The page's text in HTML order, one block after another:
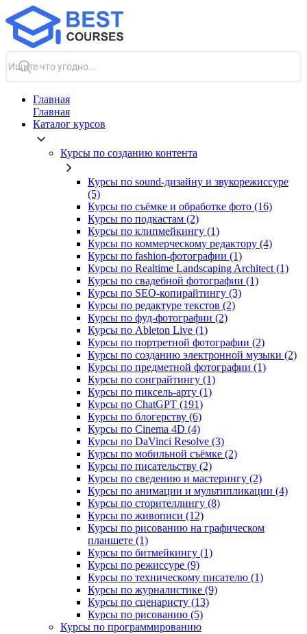
Главная
Главная
Каталог курсов
Курсы по созданию контента
Курсы по sound-дизайну и звукорежиссуре
(5)
Курсы по съёмке и обработке фото (16)
Курсы по подкастам (2)
Курсы по клипмейкингу (1)
Курсы по коммерческому редактору (4)
Курсы по fashion-фотографии (1)
Курсы по Realtime Landscaping Architect (1)
Курсы по свадебной фотографии (1)
Курсы по SEO-копирайтингу (3)
Курсы по редактуре текстов (2)
Курсы по фуд-фотографии (2)
Курсы по Ableton Live (1)
Курсы по портретной фотографии (2)
Курсы по созданию электронной музыки (2)
Курсы по предметной фотографии (1)
Курсы по сонграйтингу (1)
Курсы по пиксель-арту (1)
Курсы по ChatGPT (191)
Курсы по блогерству (6)
Курсы по Cinema 4D (4)
Курсы по DaVinci Resolve (3)
Курсы по мобильной съёмке (2)
Курсы по писательству (2)
Курсы по сведению и мастерингу (2)
Курсы по анимации и мультипликации (4)
Курсы по сторителлингу (8)
Курсы по живописи (12)
Курсы по рисованию на графическом
планшете (1)
Курсы по битмейкингу (1)
Курсы по режиссуре (9)
Курсы по техническому писателю (1)
Курсы по журналистике (9)
Курсы по сценаристу (13)
Курсы по рисованию (5)
Курсы по программированию